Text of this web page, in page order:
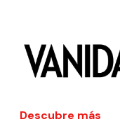
Descubre más